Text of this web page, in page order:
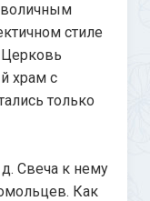
стиле
храм с
только
Свеча к нему
Как